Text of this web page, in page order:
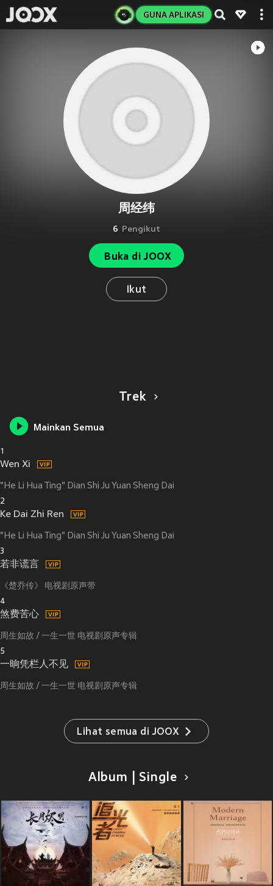
GUNA APLIKASI
周经纬
6 Pengikut
Buka di JOOX
Ikut
Trek
Mainkan Semua
1
Wen Xi
"He Li Hua Ting" Dian Shi Ju Yuan Sheng Dai
2
Ke Dai Zhi Ren
"He Li Hua Ting" Dian Shi Ju Yuan Sheng Dai
3
若非谎言
《楚乔传》 电视剧原声带
4
煞费苦心
周生如故 / 一生一世 电视剧原声专辑
5
一晌凭栏人不见
周生如故 / 一生一世 电视剧原声专辑
Lihat semua di JOOX
Album | Single